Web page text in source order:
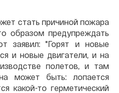
стать причиной пожара
образом предупреждать
заявил: "Горят и новые
и новые двигатели, и на
полетов, и там
может быть: лопается
какой-то герметический